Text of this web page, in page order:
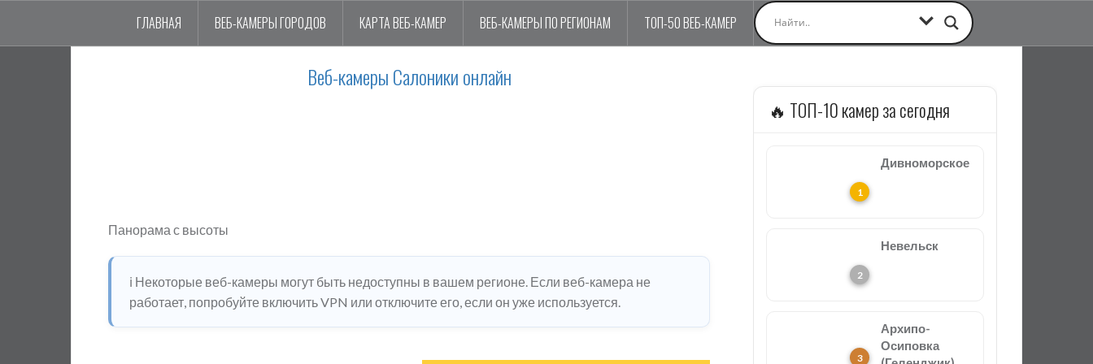
ГЛАВНАЯ ВЕБ-КАМЕРЫ ГОРОДОВ КАРТА ВЕБ-КАМЕР ВЕБ-КАМЕРЫ ПО РЕГИОНАМ ТОП-50 ВЕБ-КАМЕР
Веб-камеры Салоники онлайн
Панорама с высоты
ℹ️ Некоторые веб-камеры могут быть недоступны в вашем регионе. Если веб-камера не
работает, попробуйте включить VPN или отключите его, если он уже используется.
🔥 ТОП-10 камер за сегодня
Дивноморское
Невельск
Архипо-
Осиповка